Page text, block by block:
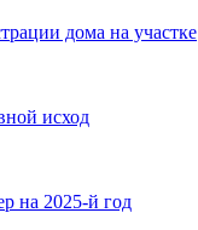
дома на участке
исход
на 2025-й год